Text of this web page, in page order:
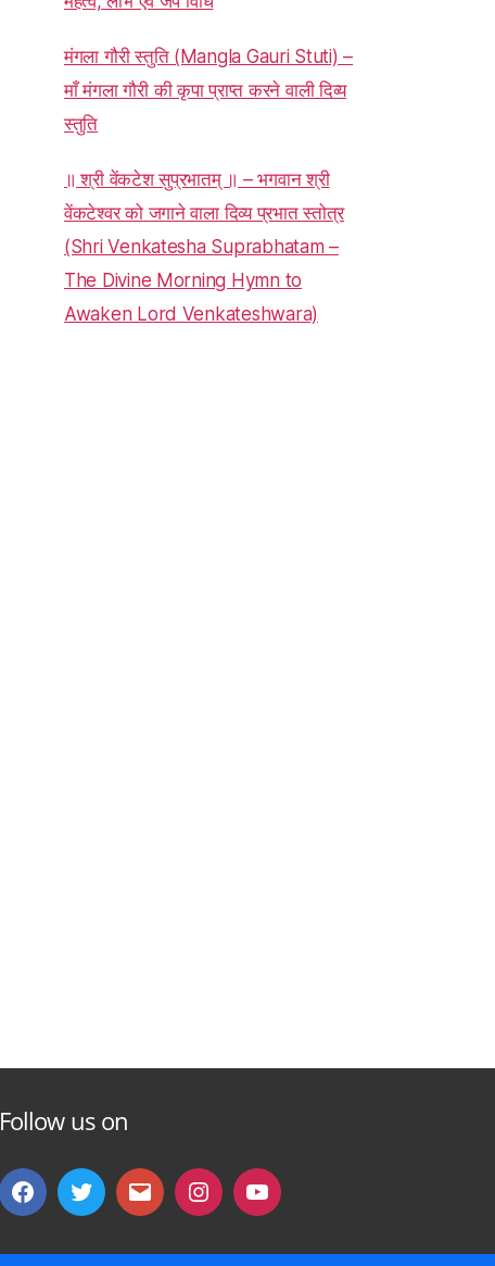
मंगला गौरी स्तुति (Mangla Gauri Stuti) –
माँ मंगला गौरी की कृपा प्राप्त करने वाली दिव्य
स्तुति
॥ श्री वेंकटेश सुप्रभातम् ॥ – भगवान श्री
वेंकटेश्वर को जगाने वाला दिव्य प्रभात स्तोत्र
(Shri Venkatesha Suprabhatam –
The Divine Morning Hymn to
Awaken Lord Venkateshwara)
Follow us on
FacebookTwitterEmail instagram
You